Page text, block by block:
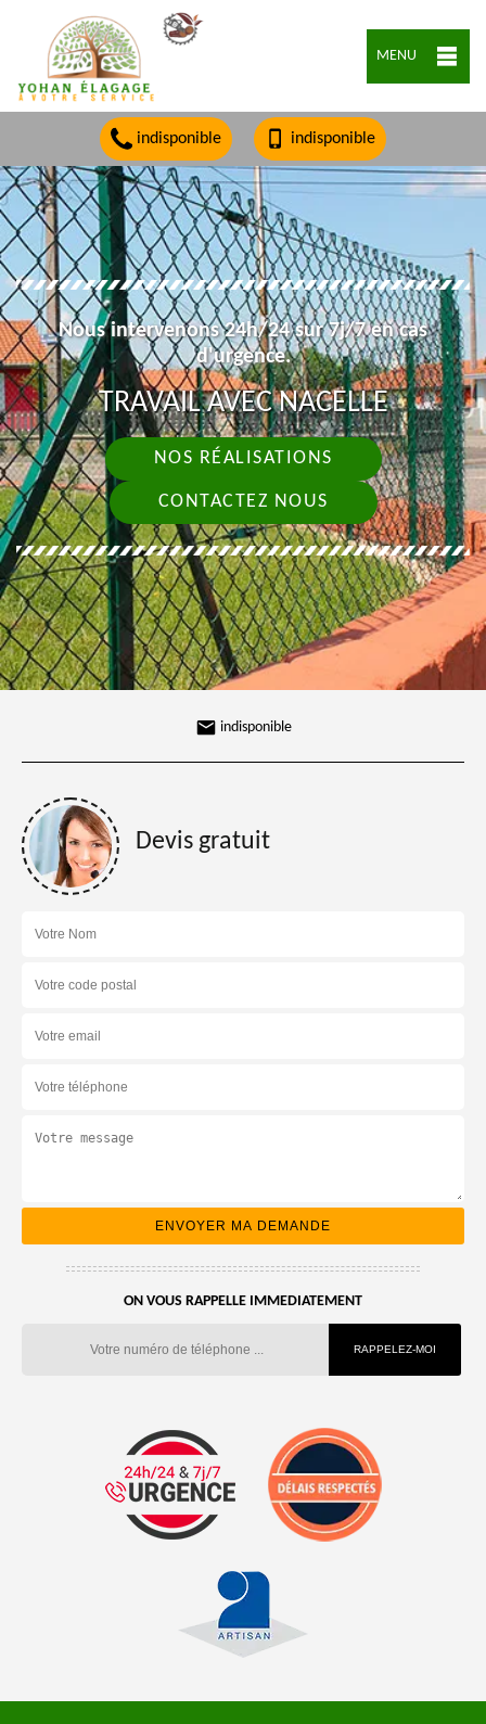
MENU
indisponible indisponible
Nous intervenons 24h/24 sur 7j/7 en cas
d'urgence.
TRAVAIL AVEC NACELLE
NOS RÉALISATIONS
CONTACTEZ NOUS
indisponible
Devis gratuit
ON VOUS RAPPELLE IMMEDIATEMENT